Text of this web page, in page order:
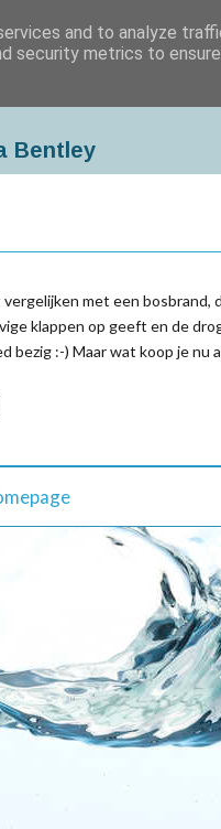
Bentley
met een bosbrand,
klappen op geeft en de
bezig :-) Maar wat koop je nu
and to analyze
security metrics to